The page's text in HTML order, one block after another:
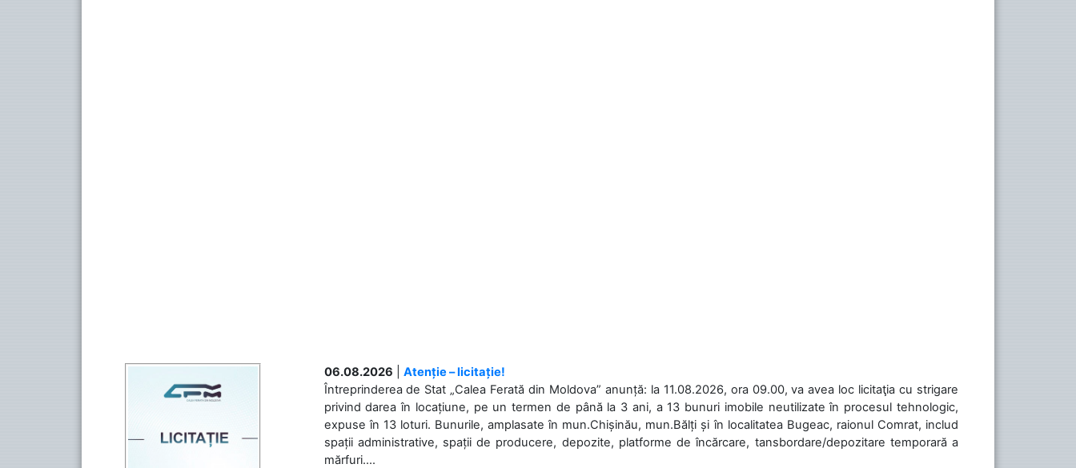
06.08.2026
Atenție – licitație!
Întreprinderea de Stat „Calea Ferată din Moldova” anunță: la 11.08.2026, ora 09.00, va avea loc licitaţia cu strigare
privind darea în locațiune, pe un termen de până la 3 ani, a 13 bunuri imobile neutilizate în procesul tehnologic,
expuse în 13 loturi. Bunurile, amplasate în mun.Chișinău, mun.Bălți și în localitatea Bugeac, raionul Comrat, includ
spații administrative, spații de producere, depozite, platforme de încărcare, tansbordare/depozitare temporară a
mărfuri....